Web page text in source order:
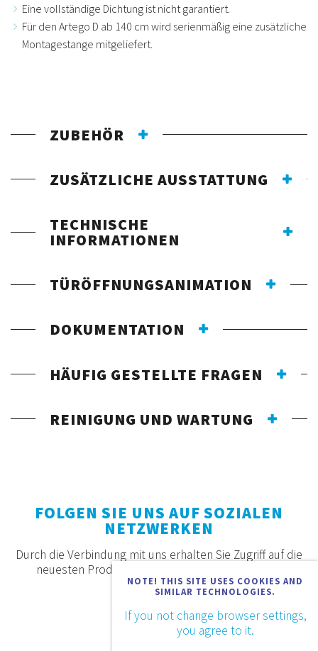
Eine vollständige Dichtung ist nicht garantiert.
Für den Artego D ab 140 cm wird serienmäßig eine zusätzliche
Montagestange mitgeliefert.
ZUBEHÖR
ZUSÄTZLICHE AUSSTATTUNG
TECHNISCHE
INFORMATIONEN
TÜRÖFFNUNGSANIMATION
DOKUMENTATION
HÄUFIG GESTELLTE FRAGEN
REINIGUNG UND WARTUNG
NOTE! THIS SITE USES COOKIES AND
SIMILAR TECHNOLOGIES.
If you not change browser settings,
you agree to it.
FOLGEN SIE UNS AUF SOZIALEN
NETZWERKEN
Durch die Verbindung mit uns erhalten Sie Zugriff auf die
neuesten Produkte, Angebote und Neuigkeiten.